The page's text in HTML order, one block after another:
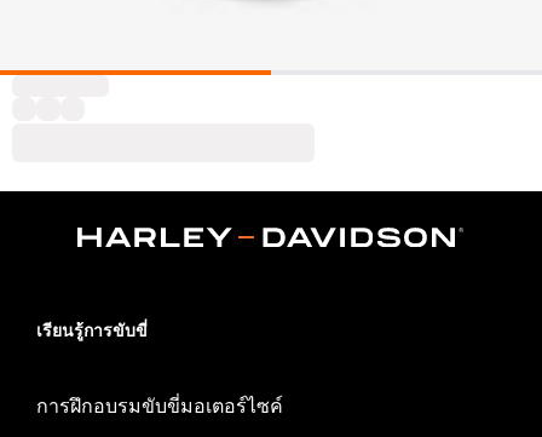
เรียนรู้การขับขี่
การฝึกอบรมขับขี่มอเตอร์ไซค์